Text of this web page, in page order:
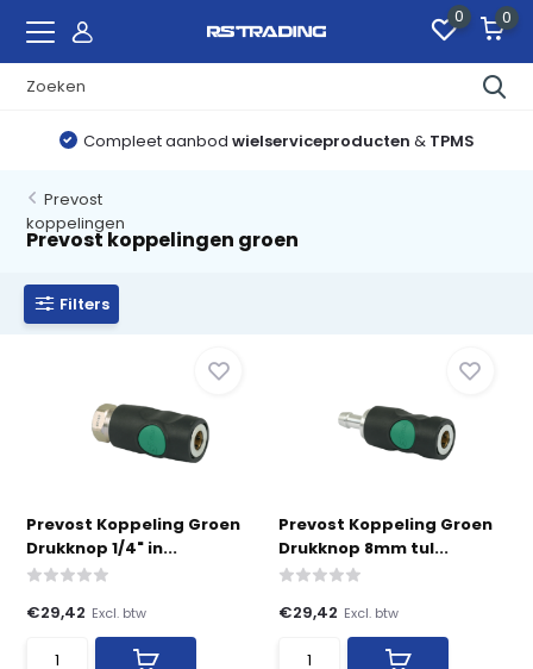
0 0
Compleet aanbod wielserviceproducten & TPMS
Prevost
koppelingen
Prevost koppelingen groen
Filters
Prevost Koppeling Groen
Drukknop 1/4" in...
€29,42 Excl. btw
Prevost Koppeling Groen
Drukknop 8mm tul...
€29,42 Excl. btw